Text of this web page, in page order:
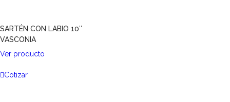
SARTÉN CON LABIO 10″
VASCONIA
Ver producto
Cotizar